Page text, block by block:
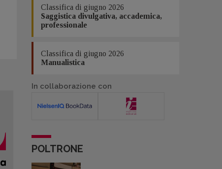
Classifica di giugno 2026
Saggistica divulgativa, accademica,
professionale
Classifica di giugno 2026
Manualistica
In collaborazione con
POLTRONE